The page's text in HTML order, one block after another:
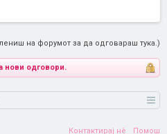
на форумот за да одговараш тука.)
нови одговори.
Контактирај нè Помош